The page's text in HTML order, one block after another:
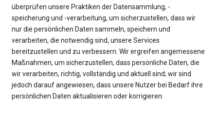
überprüfen unsere Praktiken der Datensammlung, -
speicherung und -verarbeitung, um sicherzustellen, dass wir
nur die persönlichen Daten sammeln, speichern und
verarbeiten, die notwendig sind, unsere Services
bereitzustellen und zu verbessern. Wir ergreifen angemessene
Maßnahmen, um sicherzustellen, dass persönliche Daten, die
wir verarbeiten, richtig, vollständig und aktuell sind; wir sind
jedoch darauf angewiesen, dass unsere Nutzer bei Bedarf ihre
persönlichen Daten aktualisieren oder korrigieren.